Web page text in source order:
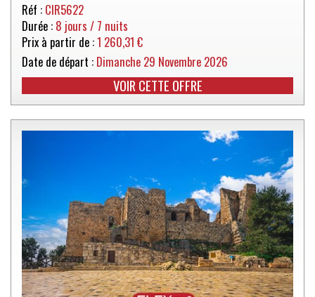
Réf : CIR5622
Durée : 8 jours / 7 nuits
Prix à partir de :1 260,31 €
Date de départ : Dimanche 29 Novembre 2026
VOIR CETTE OFFRE